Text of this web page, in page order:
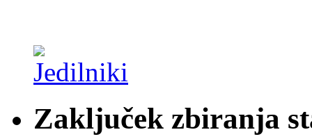
Zaključek zbiranja